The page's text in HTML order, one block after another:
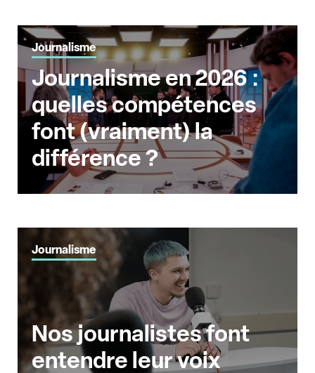
Journalisme
Journalisme en 2026 :
quelles compétences
font (vraiment) la
différence ?
Journalisme
Nos journalistes font
entendre leur voix